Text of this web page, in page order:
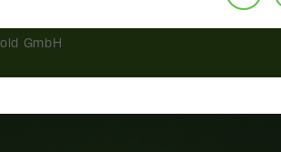
GmbH